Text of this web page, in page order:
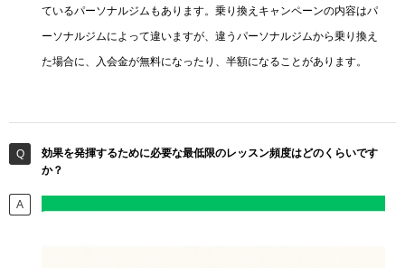
ているパーソナルジムもあります。乗り換えキャンペーンの内容はパ
ーソナルジムによって違いますが、違うパーソナルジムから乗り換え
た場合に、入会金が無料になったり、半額になることがあります。
効果を発揮するために必要な最低限のレッスン頻度はどのくらいです
か？